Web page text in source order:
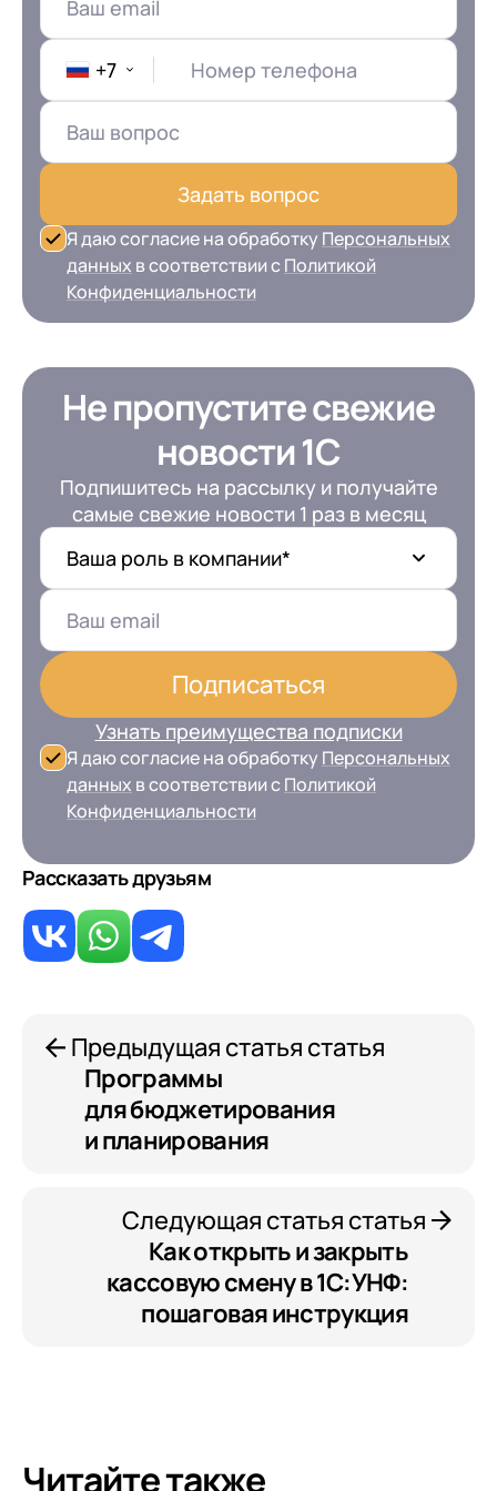
+7 Номер телефона
Задать вопрос
Я даю согласие на обработку Персональных
данных в соответствии сПолитикой
Конфиденциальности
Не пропустите свежие
новости 1С
Подпишитесь на рассылку и получайте
самые свежие новости 1 раз в месяц
Ваша роль в компании*
Подписаться
Узнать преимущества подписки
Я даю согласие на обработку Персональных
данных в соответствии сПолитикой
Конфиденциальности
Рассказать друзьям
Предыдущая статья статья
Программы
для бюджетирования
и планирования
Следующая статья статья
Как открыть и закрыть
кассовую смену в 1С:УНФ:
пошаговая инструкция
Читайте также